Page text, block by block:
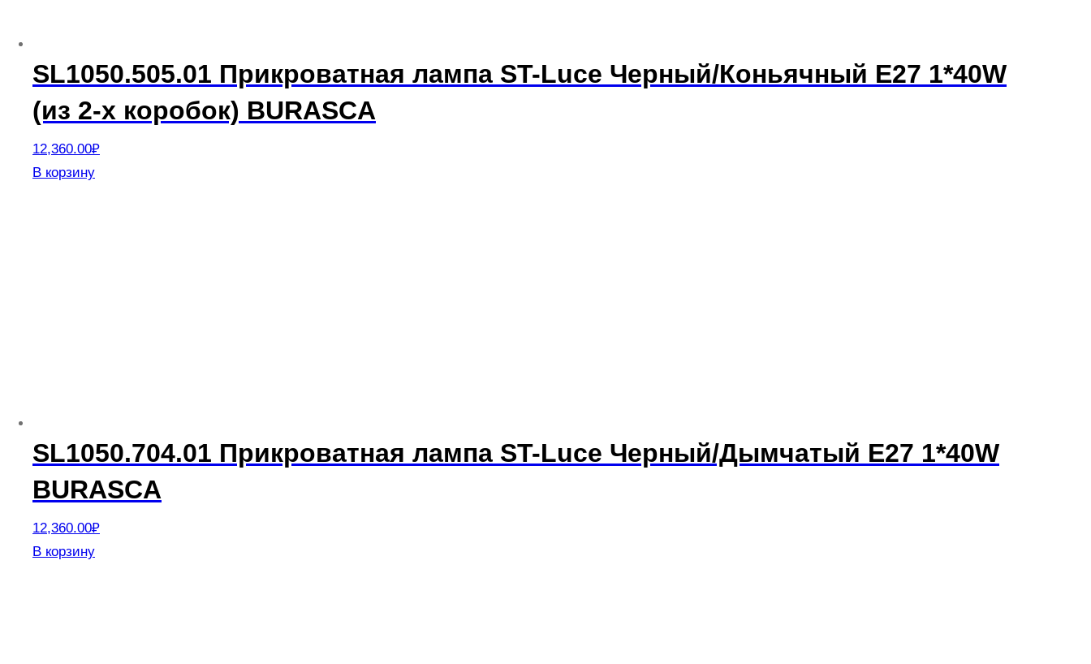
SL1050.505.01 Прикроватная лампа ST-Luce Черный/Коньячный E27 1*40W
(из 2-х коробок) BURASCA
12,360.00₽
В корзину
SL1050.704.01 Прикроватная лампа ST-Luce Черный/Дымчатый E27 1*40W
BURASCA
12,360.00₽
В корзину